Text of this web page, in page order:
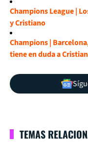
Champions League |
y Cristiano
Champions |
tiene en duda a
TEMAS